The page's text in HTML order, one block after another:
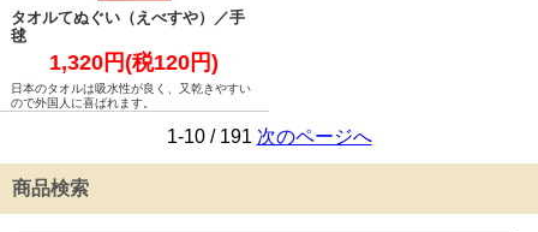
タオルてぬぐい（えべすや）／手
毬
1,320円(税120円)
日本のタオルは吸水性が良く、又乾きやすい
ので外国人に喜ばれます。
1-10 / 191 次のページへ
商品検索